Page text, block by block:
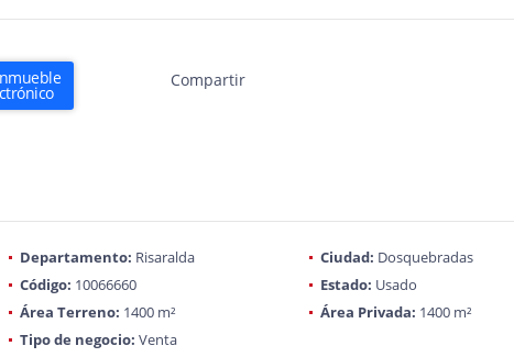
Compartir
Departamento: Risaralda Ciudad: Dosquebradas
Código: 10066660 Estado: Usado
Área Terreno: 1400 m² Área Privada: 1400 m²
Tipo de negocio: Venta